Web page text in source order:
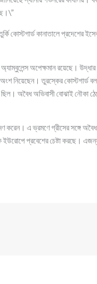
কোস্টগার্ড কানাতালে প্রদেশের
অ্যাম্বুলেন্স অপেক্ষমান রয়েছে।
নিয়েছেন। তুরস্কের কোস্টগার্ড
অবৈধ অভিবাসী বোঝাই নৌকা
করেন। এ ভ্রমণে গ্রীসের সঙ্গে অবৈধ
প্রবেশের চেষ্টা করছে। এজন্য